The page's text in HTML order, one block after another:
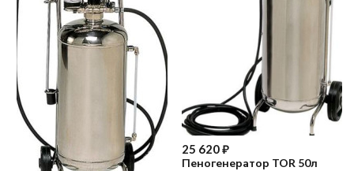
25 620₽
Пеногенератор TOR 50л